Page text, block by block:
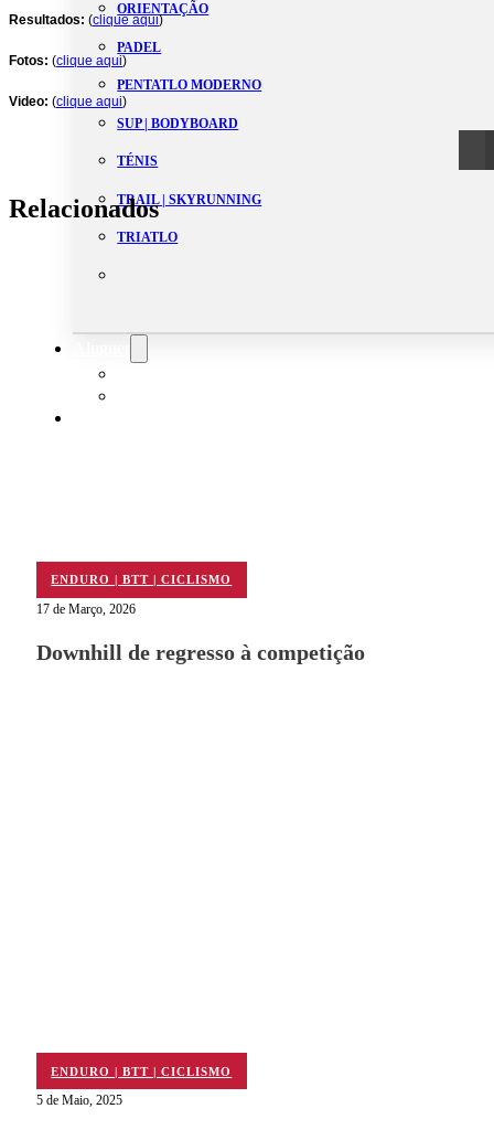
ORIENTAÇÃO
PADEL
PENTATLO MODERNO
SUP | BODYBOARD
TÉNIS
TRAIL | SKYRUNNING
TRIATLO
Resultados: (clique aqui)
Fotos: (clique aqui)
Video: (clique aqui)
Relacionados
ENDURO | BTT | CICLISMO
17 de Março, 2026
Downhill de regresso à competição
ENDURO | BTT | CICLISMO
5 de Maio, 2025